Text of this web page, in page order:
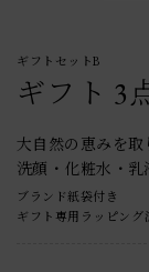
ギフトセットB
ギフト 3
大自然の恵みを取
洗顔・化粧水・乳
ブランド紙袋付き
ギフト専用ラッピング